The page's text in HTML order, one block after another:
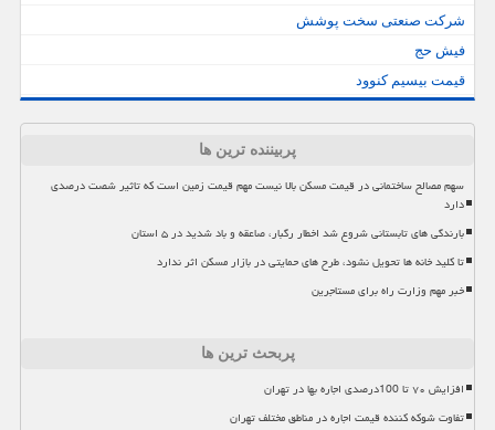
شرکت صنعتی سخت پوشش
فیش حج
قیمت بیسیم کنوود
پربیننده ترین ها
سهم مصالح ساختمانی در قیمت مسکن بالا نیست مهم قیمت زمین است که تاثیر شصت درصدی
دارد
بارندگی های تابستانی شروع شد اخطار رگبار، صاعقه و باد شدید در ۵ استان
تا کلید خانه ها تحویل نشود، طرح های حمایتی در بازار مسکن اثر ندارد
خبر مهم وزارت راه برای مستاجرین
پربحث ترین ها
افزایش ۷۰ تا 100درصدی اجاره بها در تهران
تفاوت شوکه کننده قیمت اجاره در مناطق مختلف تهران